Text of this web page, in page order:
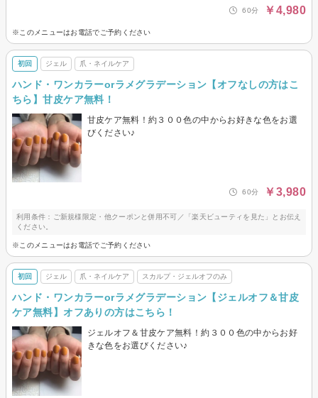
60分 ￥4,980
※このメニューはお電話でご予約ください
初回 ジェル 爪・ネイルケア
ハンド・ワンカラーorラメグラデーション【オフなしの方はこ
ちら】甘皮ケア無料！
甘皮ケア無料！約３００色の中からお好きな色をお選
びください♪
60分 ￥3,980
利用条件：ご新規様限定・他クーポンと併用不可／「楽天ビューティを見た」とお伝え
ください。
※このメニューはお電話でご予約ください
初回 ジェル 爪・ネイルケア スカルプ・ジェルオフのみ
ハンド・ワンカラーorラメグラデーション【ジェルオフ＆甘皮
ケア無料】オフありの方はこちら！
ジェルオフ＆甘皮ケア無料！約３００色の中からお好
きな色をお選びください♪